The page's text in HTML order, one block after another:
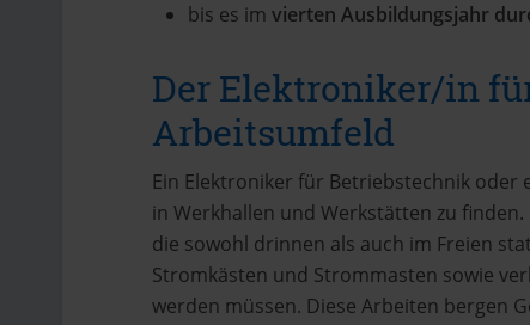
bis es im vierten Ausbildungsjahr
Der Elektroniker/in
Arbeitsumfeld
Ein Elektroniker für Betriebstechnik
in Werkhallen und Werkstätten zu
die sowohl drinnen als auch im Freien
Stromkästen und Strommasten sowie
werden müssen. Diese Arbeiten bergen